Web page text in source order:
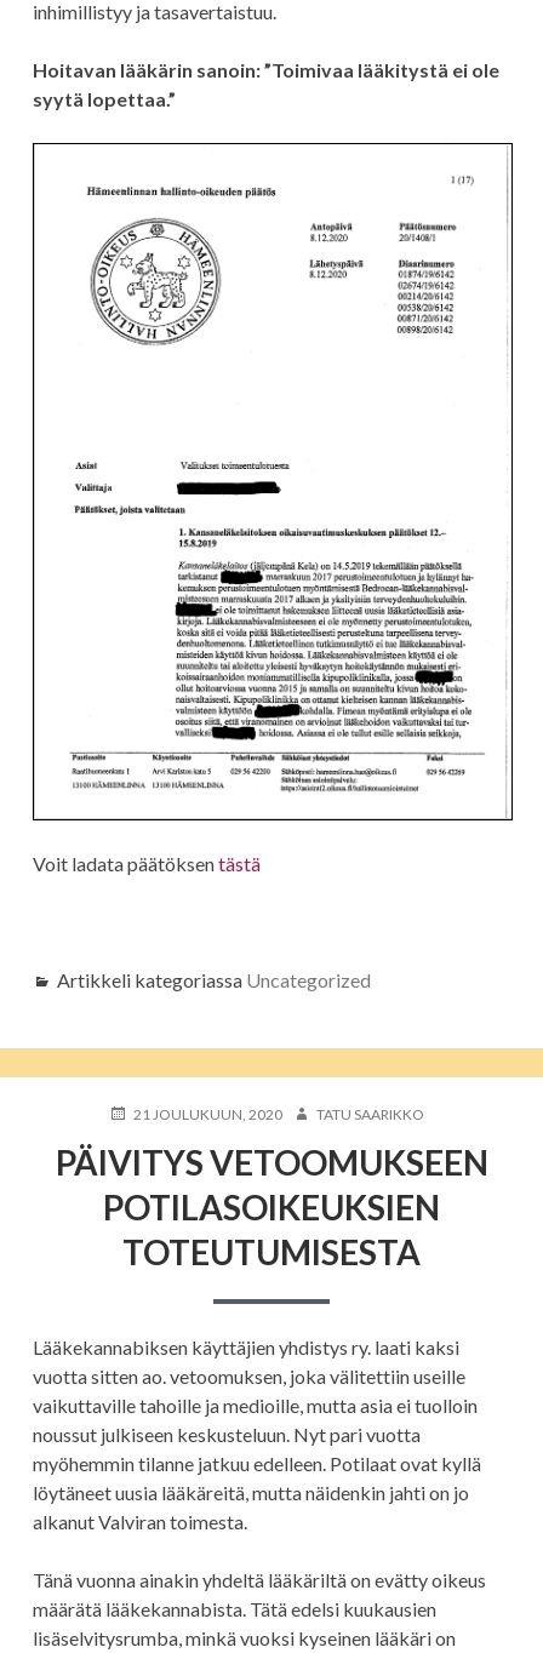
inhimillistyy ja tasavertaistuu.
Hoitavan lääkärin sanoin: ”Toimivaa lääkitystä ei ole
syytä lopettaa.”
Voit ladata päätöksentästä
Artikkeli kategoriassa Uncategorized
JULKAISTU
21 JOULUKUUN, 2020 KIRJOITTAJA
TATU SAARIKKO
PÄIVITYS VETOOMUKSEEN
POTILASOIKEUKSIEN
TOTEUTUMISESTA
Lääkekannabiksen käyttäjien yhdistys ry. laati kaksi
vuotta sitten ao. vetoomuksen, joka välitettiin useille
vaikuttaville tahoille ja medioille, mutta asia ei tuolloin
noussut julkiseen keskusteluun. Nyt pari vuotta
myöhemmin tilanne jatkuu edelleen. Potilaat ovat kyllä
löytäneet uusia lääkäreitä, mutta näidenkin jahti on jo
alkanut Valviran toimesta.
Tänä vuonna ainakin yhdeltä lääkäriltä on evätty oikeus
määrätä lääkekannabista. Tätä edelsi kuukausien
lisäselvitysrumba, minkä vuoksi kyseinen lääkäri on